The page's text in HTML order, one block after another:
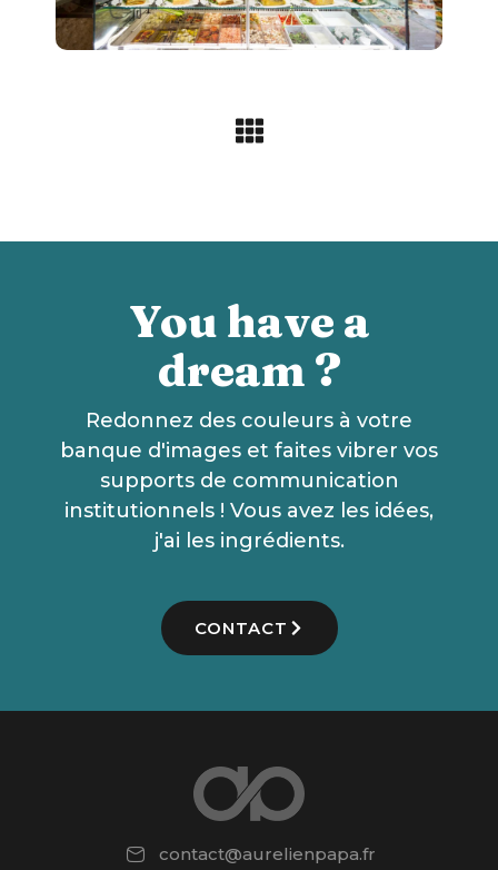
You have a
dream ?
Redonnez des couleurs à votre
banque d'images et faites vibrer vos
supports de communication
institutionnels ! Vous avez les idées,
j'ai les ingrédients.
CONTACT
contact@aurelienpapa.fr